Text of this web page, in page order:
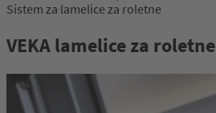
Sistem za lamelice za roletne
VEKA lamelice za roletne